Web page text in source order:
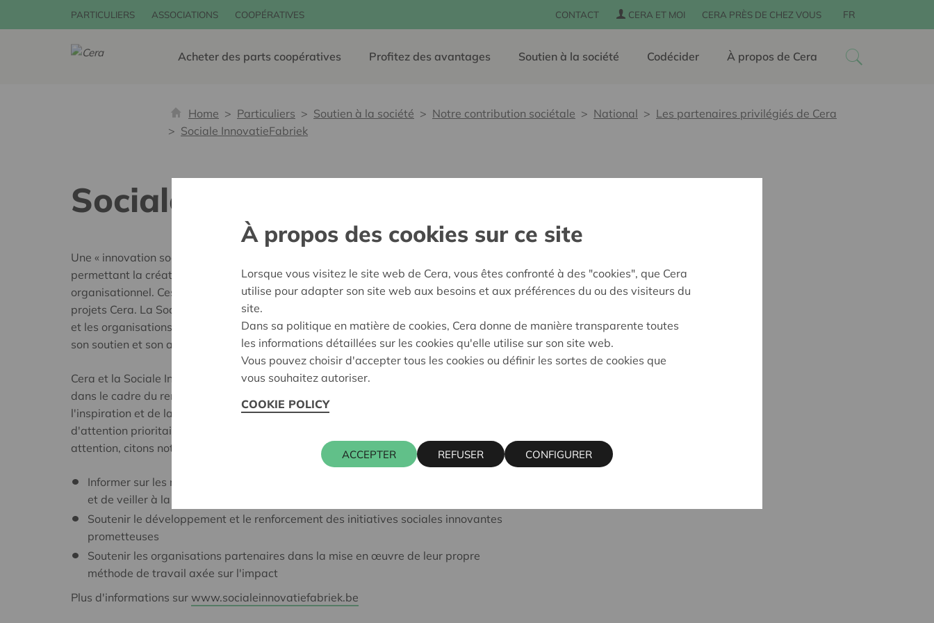
PARTICULIERS ASSOCIATIONS COOPÉRATIVES CONTACT CERA ET MOI CERA PRÈS DE CHEZ VOUS FR
Acheter des parts coopératives Profitez des avantages Soutien à la société Codécider À propos de Cera
Home Particuliers Soutien à la société Notre contribution sociétale National
Les partenaires privilégiés de Cera
Sociale InnovatieFabriek
Sociale InnovatieFabriek
Une « innovation sociale » est une solution innovante à un défi social de taille
permettant la création d'un produit, d'un service, d'un modèle et/ou d'une méthode
organisationnel. Ces solutions innovantes sont élaborées et renforcées dans plusieurs
projets Cera. La Sociale Innovatiefabriek est une source d'inspiration pour les citoyens
et les organisations en matière d'innovation sociale, lesquels peuvent ainsi compter sur
son soutien et son aide lors de la mise en œuvre des solutions.
Cera et la Sociale Innovatiefabriek travaillent dès lors en étroite collaboration tant
dans le cadre du renforcement de projets Cera spécifiques que sur le plan de
l'inspiration et de la création de nouvelles innovations sociales. Parmi les points
d'attention prioritaires sur lesquels la Sociale InnovatieFabriek et Cera portent leur
attention, citons notamment :
Informer sur les modèles d'organisation coopératifs afin d'entreprendre socialement
et de veiller à la mise en place d'un service adapté
Soutenir le développement et le renforcement des initiatives sociales innovantes
prometteuses
Soutenir les organisations partenaires dans la mise en œuvre de leur propre
méthode de travail axée sur l'impact
Plus d'informations sur www.socialeinnovatiefabriek.be
À propos des cookies sur ce site
Lorsque vous visitez le site web de Cera, vous êtes confronté à des "cookies", que Cera
utilise pour adapter son site web aux besoins et aux préférences du ou des visiteurs du
site.
Dans sa politique en matière de cookies, Cera donne de manière transparente toutes
les informations détaillées sur les cookies qu'elle utilise sur son site web.
Vous pouvez choisir d'accepter tous les cookies ou définir les sortes de cookies que
vous souhaitez autoriser.
COOKIE POLICY
ACCEPTER REFUSER CONFIGURER